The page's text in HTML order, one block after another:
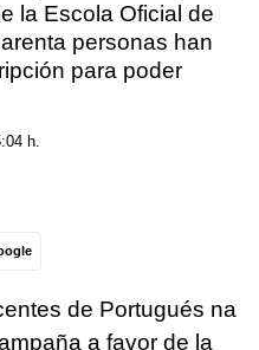
la Escola Oficial de
personas han
para poder
h.
de Portugués na
a favor de la